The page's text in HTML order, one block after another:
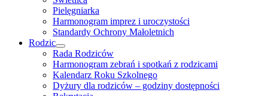
Pielęgniarka
Harmonogram imprez i uroczystości
Standardy Ochrony Małoletnich
Rodzic
Show
sub
menu
Rada Rodziców
Harmonogram zebrań i spotkań z rodzicami
Kalendarz Roku Szkolnego
Dyżury dla rodziców – godziny dostępności